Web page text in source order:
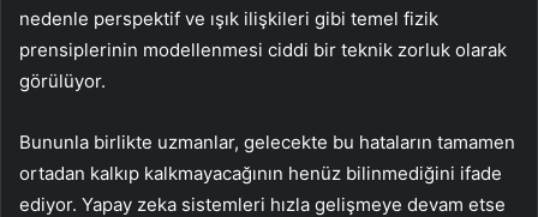
nedenle perspektif ve ışık ilişkileri gibi temel fizik
prensiplerinin modellenmesi ciddi bir teknik zorluk olarak
görülüyor.
Bununla birlikte uzmanlar, gelecekte bu hataların tamamen
ortadan kalkıp kalkmayacağının henüz bilinmediğini ifade
ediyor. Yapay zeka sistemleri hızla gelişmeye devam etse